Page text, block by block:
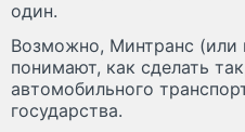
один.
Возможно, Минтранс (или
понимают, как сделать
автомобильного
государства.